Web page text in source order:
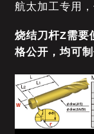
航太加工专用
烧结刀杆Z需要
格公开，均可制